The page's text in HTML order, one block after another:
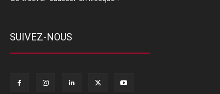
SUIVEZ-NOUS